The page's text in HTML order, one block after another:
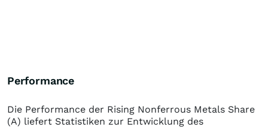
Performance
Die Performance der Rising Nonferrous Metals Share
(A) liefert Statistiken zur Entwicklung des